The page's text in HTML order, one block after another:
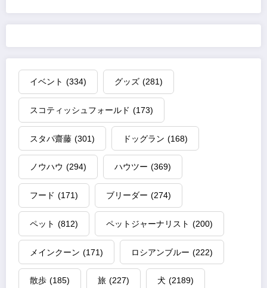
イベント (334) グッズ (281)
スコティッシュフォールド (173)
スタパ齋藤 (301) ドッグラン (168)
ノウハウ (294) ハウツー (369)
フード (171) ブリーダー (274)
ペット (812) ペットジャーナリスト (200)
メインクーン (171) ロシアンブルー (222)
散歩 (185) 旅 (227) 犬 (2189)